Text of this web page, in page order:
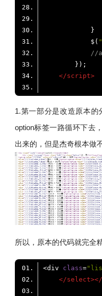
            $(
//
</script>
1.第一部分是改造原本的
option标签一路循环下去
出来的，但是杰奇根本做
所以，原本的代码就完全
<div class=
</select></